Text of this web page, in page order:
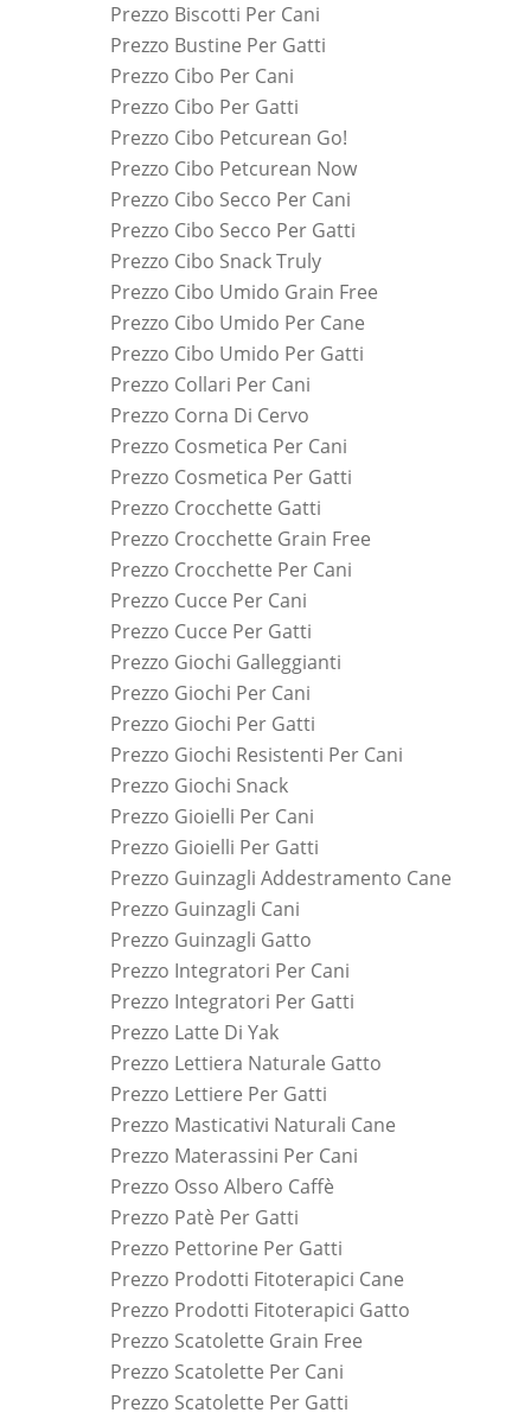
Prezzo Biscotti Per Cani
Prezzo Bustine Per Gatti
Prezzo Cibo Per Cani
Prezzo Cibo Per Gatti
Prezzo Cibo Petcurean Go!
Prezzo Cibo Petcurean Now
Prezzo Cibo Secco Per Cani
Prezzo Cibo Secco Per Gatti
Prezzo Cibo Snack Truly
Prezzo Cibo Umido Grain Free
Prezzo Cibo Umido Per Cane
Prezzo Cibo Umido Per Gatti
Prezzo Collari Per Cani
Prezzo Corna Di Cervo
Prezzo Cosmetica Per Cani
Prezzo Cosmetica Per Gatti
Prezzo Crocchette Gatti
Prezzo Crocchette Grain Free
Prezzo Crocchette Per Cani
Prezzo Cucce Per Cani
Prezzo Cucce Per Gatti
Prezzo Giochi Galleggianti
Prezzo Giochi Per Cani
Prezzo Giochi Per Gatti
Prezzo Giochi Resistenti Per Cani
Prezzo Giochi Snack
Prezzo Gioielli Per Cani
Prezzo Gioielli Per Gatti
Prezzo Guinzagli Addestramento Cane
Prezzo Guinzagli Cani
Prezzo Guinzagli Gatto
Prezzo Integratori Per Cani
Prezzo Integratori Per Gatti
Prezzo Latte Di Yak
Prezzo Lettiera Naturale Gatto
Prezzo Lettiere Per Gatti
Prezzo Masticativi Naturali Cane
Prezzo Materassini Per Cani
Prezzo Osso Albero Caffè
Prezzo Patè Per Gatti
Prezzo Pettorine Per Gatti
Prezzo Prodotti Fitoterapici Cane
Prezzo Prodotti Fitoterapici Gatto
Prezzo Scatolette Grain Free
Prezzo Scatolette Per Cani
Prezzo Scatolette Per Gatti